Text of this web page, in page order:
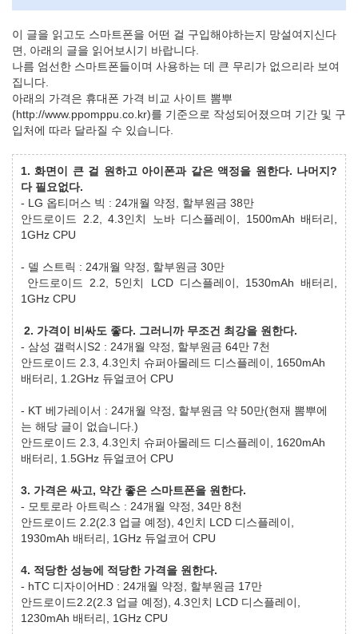
이 글을 읽고도 스마트폰을 어떤 걸 구입해야하는지 망설여지신다
면, 아래의 글을 읽어보시기 바랍니다.
나름 엄선한 스마트폰들이며 사용하는 데 큰 무리가 없으리라 보여
집니다.
아래의 가격은 휴대폰 가격 비교 사이트 뽐뿌
(http://www.ppomppu.co.kr)를 기준으로 작성되어졌으며 기간 및 구
입처에 따라 달라질 수 있습니다.
1. 화면이 큰 걸 원하고 아이폰과 같은 액정을 원한다. 나머지?
다 필요없다.
- LG 옵티머스 빅 : 24개월 약정, 할부원금 38만
안드로이드 2.2, 4.3인치 노바 디스플레이, 1500mAh 배터리,
1GHz CPU
- 델 스트릭 : 24개월 약정, 할부원금 30만
안드로이드 2.2, 5인치 LCD 디스플레이, 1530mAh 배터리,
1GHz CPU
2. 가격이 비싸도 좋다. 그러니까 무조건 최강을 원한다.
- 삼성 갤럭시S2 : 24개월 약정, 할부원금 64만 7천
안드로이드 2.3, 4.3인치 슈퍼아몰레드 디스플레이, 1650mAh
배터리, 1.2GHz 듀얼코어 CPU
- KT 베가레이서 : 24개월 약정, 할부원금 약 50만(현재 뽐뿌에
는 해당 글이 없습니다.)
안드로이드 2.3, 4.3인치 슈퍼아몰레드 디스플레이, 1620mAh
배터리, 1.5GHz 듀얼코어 CPU
3. 가격은 싸고, 약간 좋은 스마트폰을 원한다.
- 모토로라 아트릭스 : 24개월 약정, 34만 8천
안드로이드 2.2(2.3 업글 예정), 4인치 LCD 디스플레이,
1930mAh 배터리, 1GHz 듀얼코어 CPU
4. 적당한 성능에 적당한 가격을 원한다.
- hTC 디자이어HD : 24개월 약정, 할부원금 17만
안드로이드2.2(2.3 업글 예정), 4.3인치 LCD 디스플레이,
1230mAh 배터리, 1GHz CPU